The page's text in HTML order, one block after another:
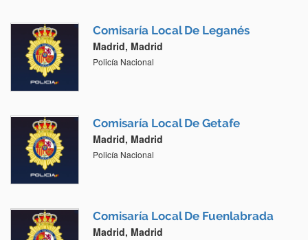
Comisaría Local De Leganés
Madrid, Madrid
Policía Nacional
Comisaría Local De Getafe
Madrid, Madrid
Policía Nacional
Comisaría Local De Fuenlabrada
Madrid, Madrid